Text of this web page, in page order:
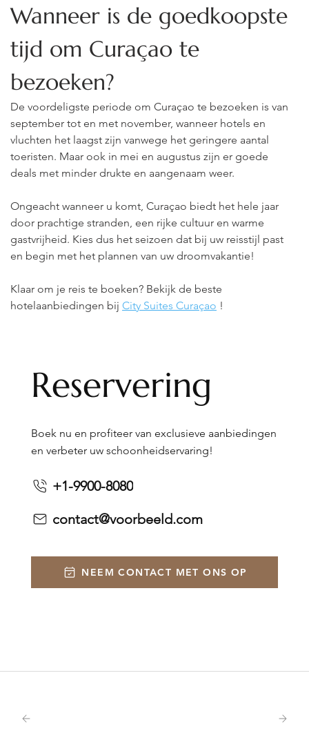
Wanneer is de goedkoopste
tijd om Curaçao te
bezoeken?
De voordeligste periode om Curaçao te bezoeken is van
september tot en met november, wanneer hotels en
vluchten het laagst zijn vanwege het geringere aantal
toeristen. Maar ook in mei en augustus zijn er goede
deals met minder drukte en aangenaam weer.
Ongeacht wanneer u komt, Curaçao biedt het hele jaar
door prachtige stranden, een rijke cultuur en warme
gastvrijheid. Kies dus het seizoen dat bij uw reisstijl past
en begin met het plannen van uw droomvakantie!
Klaar om je reis te boeken? Bekijk de beste
hotelaanbiedingen bij City Suites Curaçao !
Reservering
Boek nu en profiteer van exclusieve aanbiedingen
en verbeter uw schoonheidservaring!
+1-9900-8080
contact@voorbeeld.com
NEEM CONTACT MET ONS OP